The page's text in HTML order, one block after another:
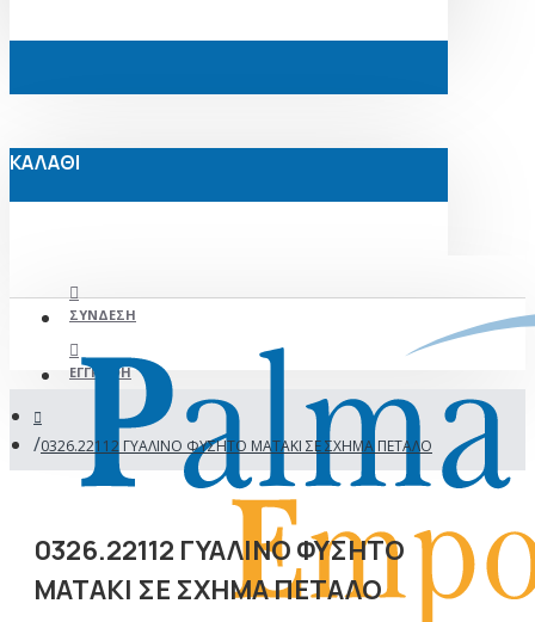
ΚΑΛΑΘΙ
ΣΎΝΔΕΣΗ
ΕΓΓΡΑΦΉ
0326.22112 ΓΥΑΛΙΝΟ ΦΥΣΗΤΟ ΜΑΤΑΚΙ ΣΕ ΣΧΗΜΑ ΠΕΤΑΛΟ
0326.22112 ΓΥΑΛΙΝΟ ΦΥΣΗΤΟ
ΜΑΤΑΚΙ ΣΕ ΣΧΗΜΑ ΠΕΤΑΛΟ